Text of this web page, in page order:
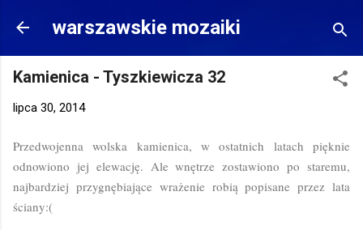
Przejdź do głównej zawartości
warszawskie mozaiki
Kamienica - Tyszkiewicza 32
lipca 30, 2014
Przedwojenna wolska kamienica, w ostatnich latach pięknie
odnowiono jej elewację. Ale wnętrze zostawiono po staremu,
najbardziej przygnębiające wrażenie robią popisane przez lata
ściany:(